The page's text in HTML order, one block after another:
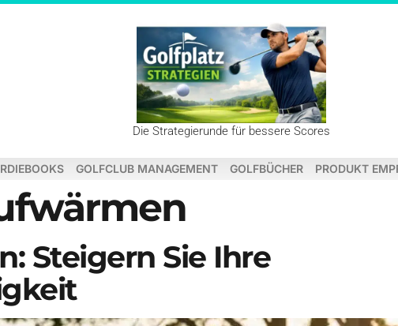
Die Strategierunde für bessere Scores
GOLFCLUB MANAGEMENT GOLFBÜCHER PRODUKT
Steigern Sie Ihre